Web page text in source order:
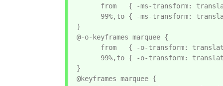
from   { -ms-transform:
99%,to { -ms-transform:
}
@-o-keyframes marquee {
from   { -o-transform:
99%,to { -o-transform:
}
@keyframes marquee {